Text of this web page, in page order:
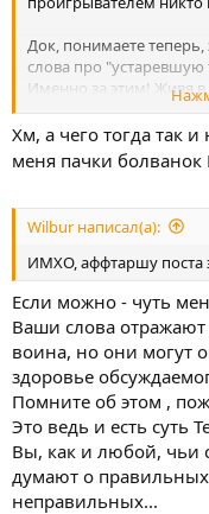
Док, понимаете
слова про "устаревшую
Именно за этим! Живя
копию иметь, до
РКН лапищи не дотянет.
Хм, а чего тогда так
меня пачки болванок
Wilbur написал(а):
ИМХО, аффтаршу поста
Если можно - чуть
Ваши слова
воина, но они могут
здоровье
Помните об этом ,
Это ведь и есть суть
Вы, как и любой, чьи
думают о
неправильных...